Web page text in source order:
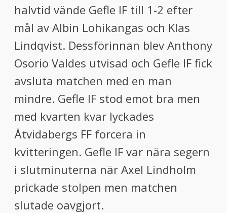
halvtid vände Gefle IF till 1-2 efter
mål av Albin Lohikangas och Klas
Lindqvist. Dessförinnan blev Anthony
Osorio Valdes utvisad och Gefle IF fick
avsluta matchen med en man
mindre. Gefle IF stod emot bra men
med kvarten kvar lyckades
Åtvidabergs FF forcera in
kvitteringen. Gefle IF var nära segern
i slutminuterna när Axel Lindholm
prickade stolpen men matchen
slutade oavgjort.